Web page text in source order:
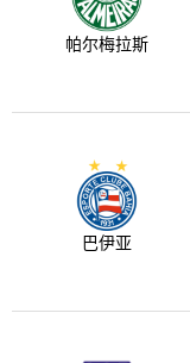
帕尔梅拉斯
巴伊亚